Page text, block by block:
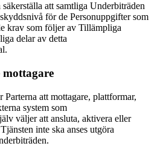
att samtliga Underbiträden
för de Personuppgifter som
krav som följer av Tillämpliga
delar av detta
att mottagare, plattformar,
system som
väljer att ansluta, aktivera eller
inte ska anses utgöra